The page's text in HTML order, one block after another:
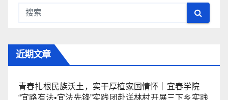
近期文章
青春扎根民族沃土，实干厚植家国情怀｜宜春学院
“宜路有法•宜法先锋”实践团赴洋林村开展三下乡实践